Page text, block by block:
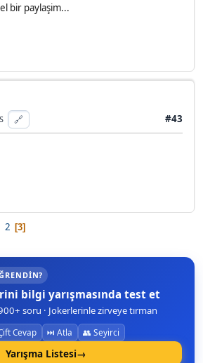
bir paylaşim...
#43
🔗
sayfa
2 3
bilgi yarışmasında test et
soru · Jokerlerinle zirveye tırman
Cevap ⏭️ Atla 👥 Seyirci
Yarışma Listesi→